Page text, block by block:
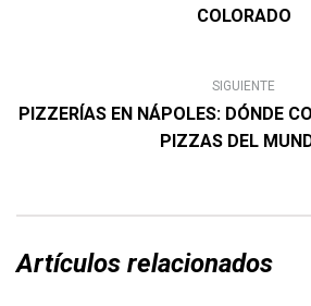
COLORADO
SIGUIENTE
PIZZERÍAS EN NÁPOLES: DÓNDE
PIZZAS DEL
Artículos relacionados